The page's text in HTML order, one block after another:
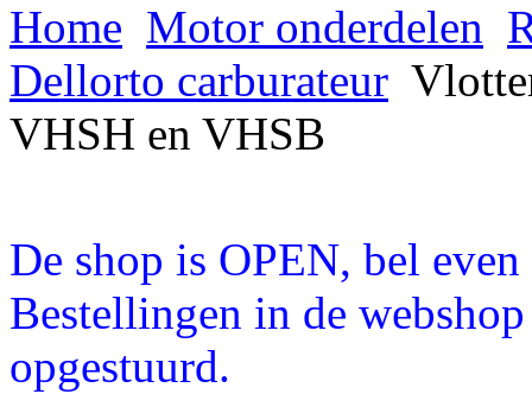
Home Motor onderdelen
Dellorto carburateur
VHSH en VHSB
De shop is OPEN, bel
Bestellingen in de
opgestuurd.